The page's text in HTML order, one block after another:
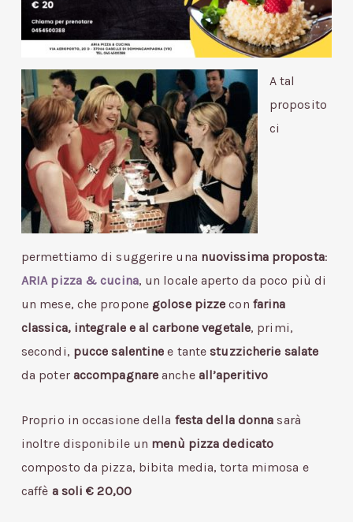
A tal
proposito
ci
permettiamo di suggerire una nuovissima proposta:
ARIA pizza & cucina, un locale aperto da poco più di
un mese, che proponegolose pizze con farina
classica, integrale e al carbone vegetale, primi,
secondi, pucce salentine e tantestuzzicherie salate
da poter accompagnareanche all’aperitivo
Proprio in occasione della festa della donna sarà
inoltre disponibile un menù pizza dedicato
composto da pizza, bibita media, torta mimosa e
caffè a soli € 20,00